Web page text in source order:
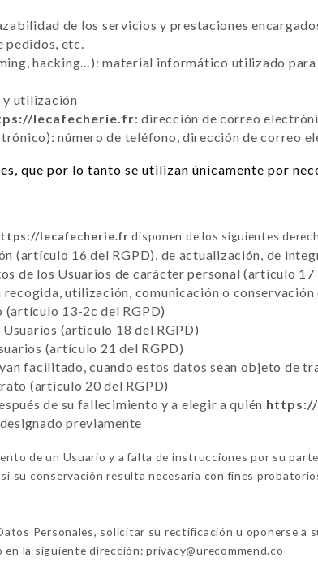
de los servicios y prestaciones
etc.
hacking…): material informático utilizado para
y utilización
lecafecherie.fr: dirección de correo
número de teléfono, dirección de correo
que por lo tanto se utilizan únicamente por
lecafecherie.fr disponen de los siguientes
(artículo 16 del RGPD), de actualización, de
de los Usuarios de carácter personal (artículo 17
utilización, comunicación o
(artículo 13-2c del RGPD)
(artículo 18 del RGPD)
(artículo 21 del RGPD)
facilitado, cuando estos datos sean objeto de
(artículo 20 del RGPD)
de su fallecimiento y a elegir a quién
previamente
de un Usuario y a falta de instrucciones por su
su conservación resulta necesaria con fines
Personales, solicitar su rectificación u oponerse a
la siguiente dirección: privacy@urecommend.co